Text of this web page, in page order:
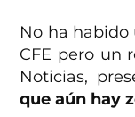
No ha habido
CFE pero un
Noticias,
que aún hay